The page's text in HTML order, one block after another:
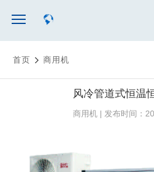
首页 商用机
风冷管道式恒温
商用机 | 发布时间：